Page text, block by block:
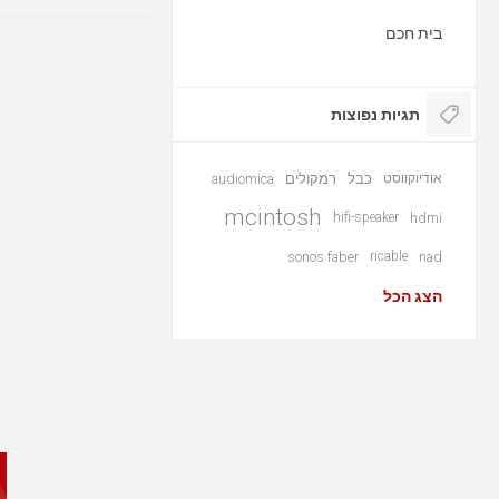
בית חכם
תגיות נפוצות
אודיוקווסט כבל רמקולים audiomica
hdmi
hifi-speaker
mcintosh
nad
ricable
sonos faber
הצג הכל